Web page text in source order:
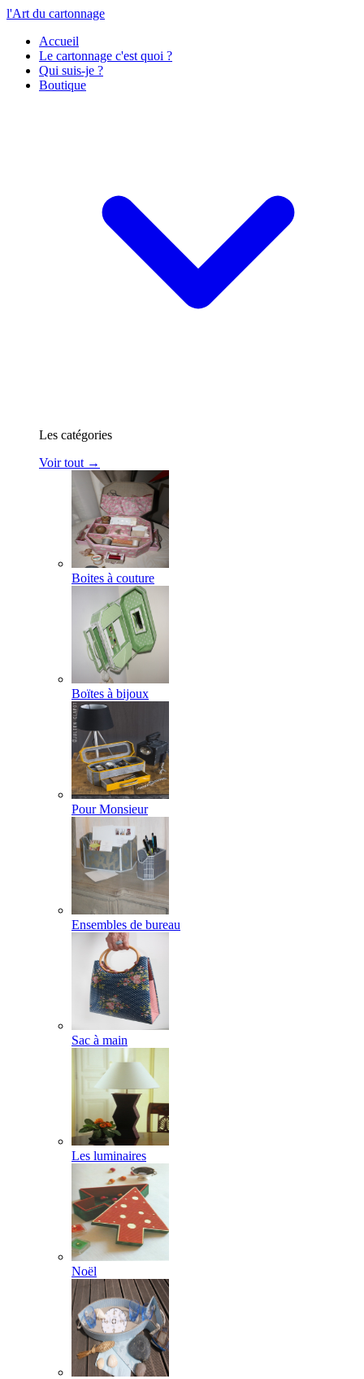
l'Art du cartonnage
Accueil
Le cartonnage c'est quoi ?
Qui suis-je ?
Boutique
Les catégories
Voir tout →
Boites à couture
Boïtes à bijoux
Pour Monsieur
Ensembles de bureau
Sac à main
Les luminaires
Noël